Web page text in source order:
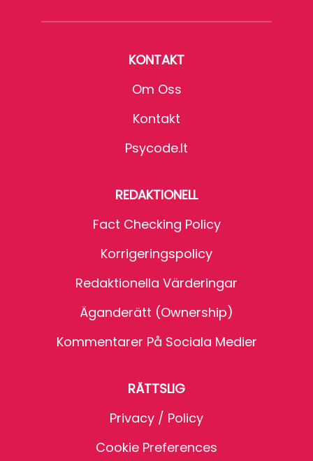
KONTAKT
Om Oss
Kontakt
Psycode.it
REDAKTIONELL
Fact Checking Policy
Korrigeringspolicy
Redaktionella Värderingar
Äganderätt (Ownership)
Kommentarer På Sociala Medier
RÄTTSLIG
Privacy / Policy
Cookie Preferences